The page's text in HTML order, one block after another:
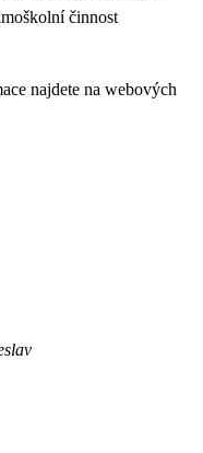
činnost
najdete na webových